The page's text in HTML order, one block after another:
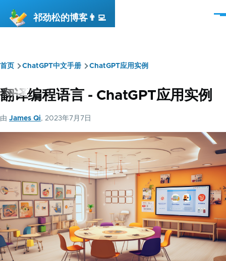
祁劲松的博客👨‍💻
菜
面
包
屑
首页 ChatGPT中文手册 ChatGPT应用实例
翻译编程语言 - ChatGPT应用实例
由 James Qi, 2023年7月7日